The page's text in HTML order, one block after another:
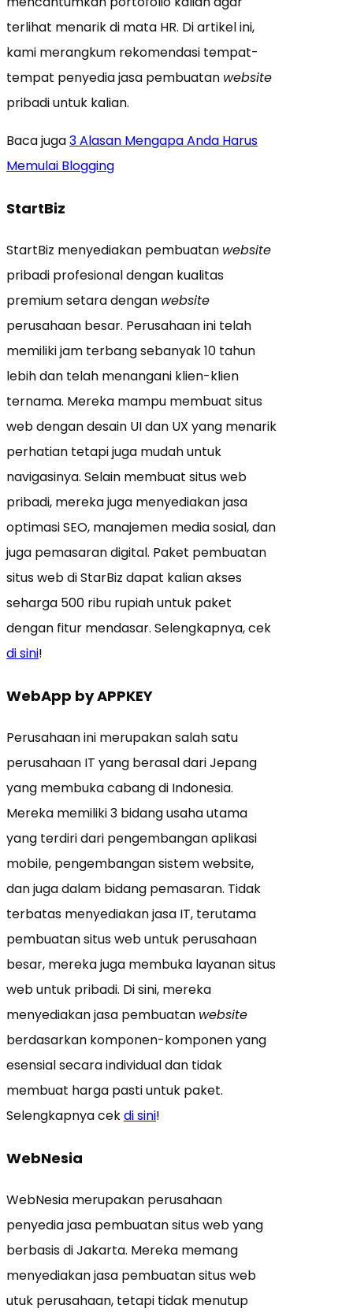
terlihat menarik di mata HR. Di artikel ini,
kami merangkum rekomendasi tempat-
tempat penyedia jasa pembuatan website
pribadi untuk kalian.
Baca juga3 Alasan Mengapa Anda Harus
Memulai Blogging
StartBiz
StartBiz menyediakan pembuatan website
pribadi profesional dengan kualitas
premium setara dengan website
perusahaan besar. Perusahaan ini telah
memiliki jam terbang sebanyak 10 tahun
lebih dan telah menangani klien-klien
ternama. Mereka mampu membuat situs
web dengan desain UI dan UX yang menarik
perhatian tetapi juga mudah untuk
navigasinya. Selain membuat situs web
pribadi, mereka juga menyediakan jasa
optimasi SEO, manajemen media sosial, dan
juga pemasaran digital. Paket pembuatan
situs web di StarBiz dapat kalian akses
seharga 500 ribu rupiah untuk paket
dengan fitur mendasar. Selengkapnya, cek
di sini!
WebApp by APPKEY
Perusahaan ini merupakan salah satu
perusahaan IT yang berasal dari Jepang
yang membuka cabang di Indonesia.
Mereka memiliki 3 bidang usaha utama
yang terdiri dari pengembangan aplikasi
mobile, pengembangan sistem website,
dan juga dalam bidang pemasaran. Tidak
terbatas menyediakan jasa IT, terutama
pembuatan situs web untuk perusahaan
besar, mereka juga membuka layanan situs
web untuk pribadi. Di sini, mereka
menyediakan jasa pembuatan website
berdasarkan komponen-komponen yang
esensial secara individual dan tidak
membuat harga pasti untuk paket.
Selengkapnya cekdi sini!
WebNesia
WebNesia merupakan perusahaan
penyedia jasa pembuatan situs web yang
berbasis di Jakarta. Mereka memang
menyediakan jasa pembuatan situs web
utuk perusahaan, tetapi tidak menutup